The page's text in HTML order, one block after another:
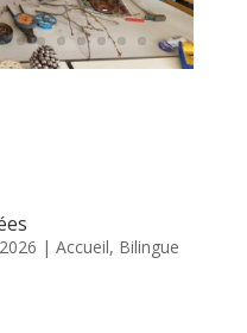
|Accueil ,Bilingue
evit gwelout